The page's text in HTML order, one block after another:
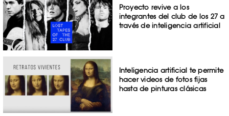
Proyecto revive a los
integrantes del club de los 27 a
través de inteligencia artificial
Inteligencia artificial te permite
hacer videos de fotos fijas
hasta de pinturas clásicas